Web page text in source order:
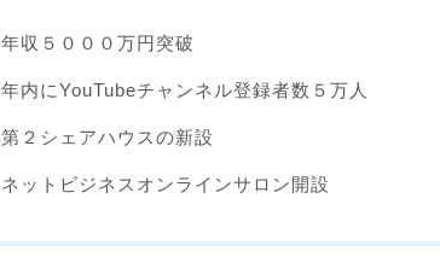
年収５０００万円突破
年内にYouTubeチャンネル登録者数５万人
第２シェアハウスの新設
ネットビジネスオンラインサロン開設